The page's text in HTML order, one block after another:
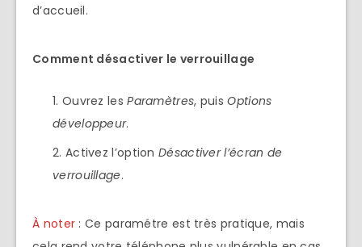
d’accueil.
Comment désactiver le verrouillage
Ouvrez lesParamètres, puisOptions
développeur.
Activez l’optionDésactiver l’écran de
verrouillage.
À noter : Ce paramétre est très pratique, mais